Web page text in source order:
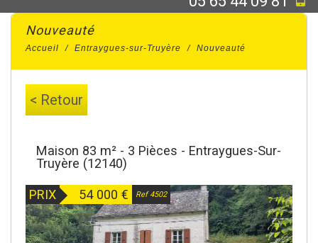
nouveauté
Accueil Entraygues-sur-Truyère Nouveauté
< Retour
Maison 83 m² - 3 Pièces - Entraygues-Sur-
Truyère (12140)
PRIX 54 000 € Ref 4502